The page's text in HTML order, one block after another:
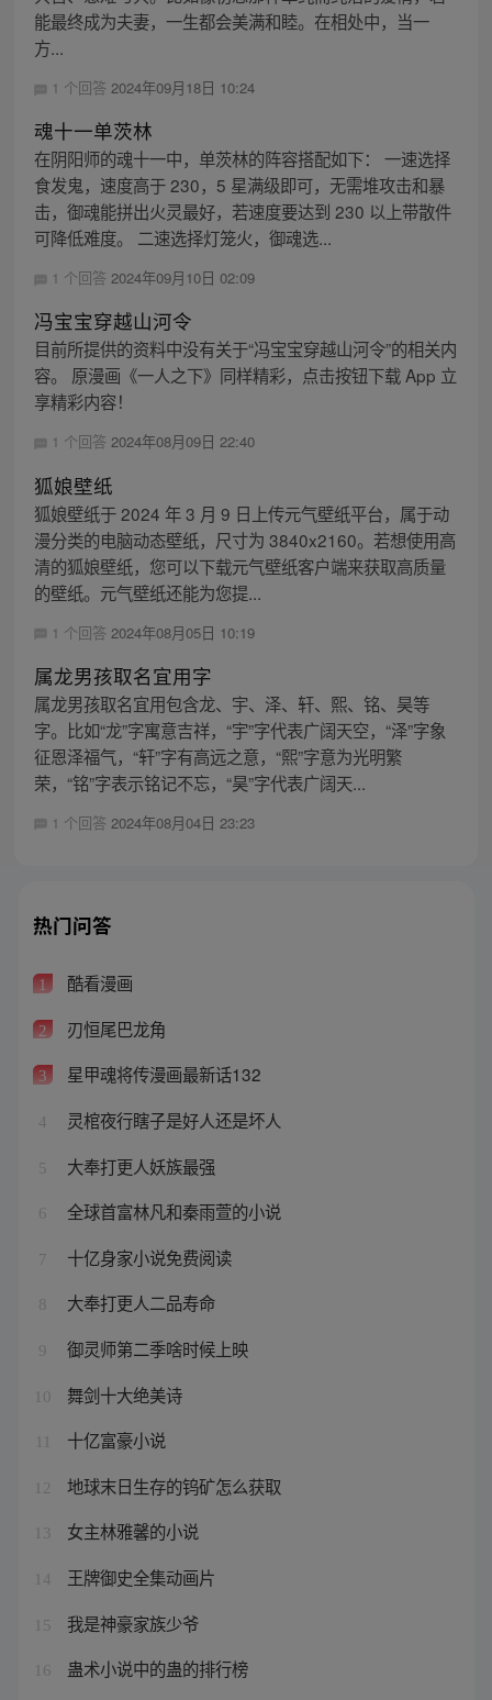
能最终成为夫妻，一生都会美满和睦。在相处中，当一
方...
1 个回答 2024年09月18日 10:24
魂十一单茨林
在阴阳师的魂十一中，单茨林的阵容搭配如下： 一速选择
食发鬼，速度高于 230，5 星满级即可，无需堆攻击和暴
击，御魂能拼出火灵最好，若速度要达到 230 以上带散件
可降低难度。 二速选择灯笼火，御魂选...
1 个回答 2024年09月10日 02:09
冯宝宝穿越山河令
目前所提供的资料中没有关于“冯宝宝穿越山河令”的相关内
容。 原漫画《一人之下》同样精彩，点击按钮下载 App 立
享精彩内容！
1 个回答 2024年08月09日 22:40
狐娘壁纸
狐娘壁纸于 2024 年 3 月 9 日上传元气壁纸平台，属于动
漫分类的电脑动态壁纸，尺寸为 3840x2160。若想使用高
清的狐娘壁纸，您可以下载元气壁纸客户端来获取高质量
的壁纸。元气壁纸还能为您提...
1 个回答 2024年08月05日 10:19
属龙男孩取名宜用字
属龙男孩取名宜用包含龙、宇、泽、轩、熙、铭、昊等
字。比如“龙”字寓意吉祥，“宇”字代表广阔天空，“泽”字象
征恩泽福气，“轩”字有高远之意，“熙”字意为光明繁
荣，“铭”字表示铭记不忘，“昊”字代表广阔天...
1 个回答 2024年08月04日 23:23
热门问答
1 酷看漫画
2 刃恒尾巴龙角
3 星甲魂将传漫画最新话132
4 灵棺夜行瞎子是好人还是坏人
5 大奉打更人妖族最强
6 全球首富林凡和秦雨萱的小说
7 十亿身家小说免费阅读
8 大奉打更人二品寿命
9 御灵师第二季啥时候上映
10 舞剑十大绝美诗
十亿富豪小说
12 地球末日生存的钨矿怎么获取
13 女主林雅馨的小说
14 王牌御史全集动画片
15 我是神豪家族少爷
16 蛊术小说中的蛊的排行榜